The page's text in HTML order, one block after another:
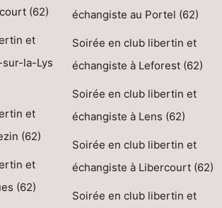
(62)
et
la-Lys
et
(62)
et
(62)
échangiste au Portel (62)
Soirée en club libertin et
échangiste à Leforest (62)
Soirée en club libertin et
échangiste à Lens (62)
Soirée en club libertin et
échangiste à Libercourt (62)
Soirée en club libertin et